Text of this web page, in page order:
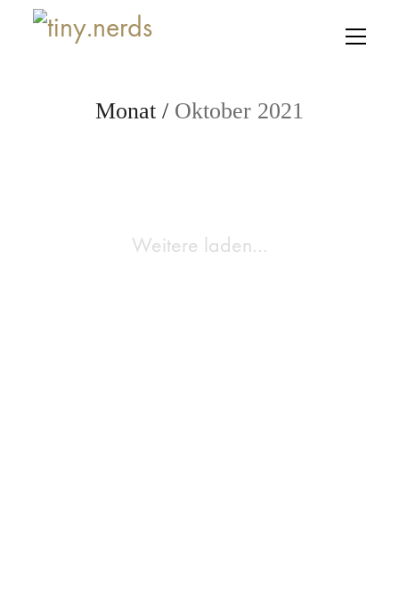
Monat / Oktober 2021
Weitere laden…